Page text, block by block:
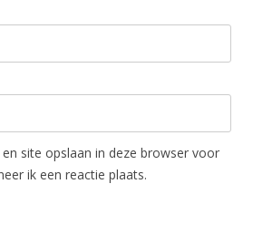
site opslaan in deze browser voor
ik een reactie plaats.